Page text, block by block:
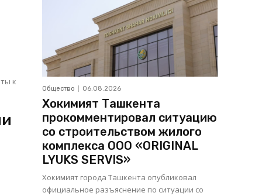
Общество 06.08.2026
Хокимият Ташкента
прокомментировал ситуацию
со строительством жилого
комплекса ООО «ORIGINAL
LYUKS SERVIS»
Хокимият города Ташкента опубликовал
официальное разъяснение по ситуации со